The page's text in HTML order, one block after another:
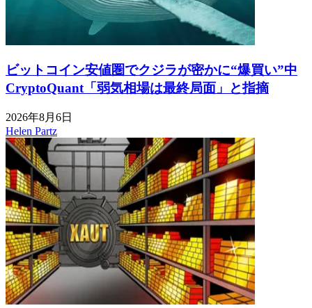
ビットコイン安値圏でクジラが密かに“爆買い”中
CryptoQuant「弱気相場は最終局面」と指摘
2026年8月6日
Helen Partz